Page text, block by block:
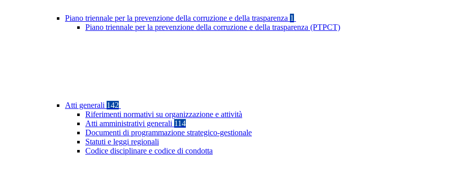
Piano triennale per la prevenzione della corruzione e della trasparenza 1
Piano triennale per la prevenzione della corruzione e della trasparenza (PTPCT)
Atti generali 142
Riferimenti normativi su organizzazione e attività
Atti amministrativi generali 114
Documenti di programmazione strategico-gestionale
Statuti e leggi regionali
Codice disciplinare e codice di condotta